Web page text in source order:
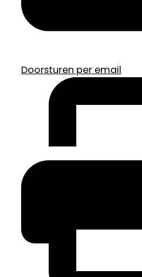
Doorsturen per email